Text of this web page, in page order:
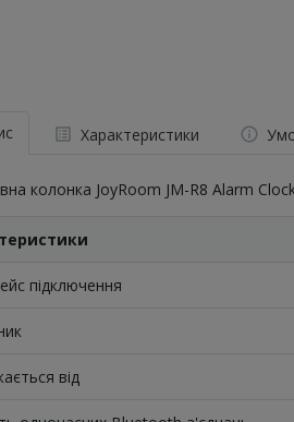
Характеристики
колонка JoyRoom JM-R8 Alarm
підключення
від